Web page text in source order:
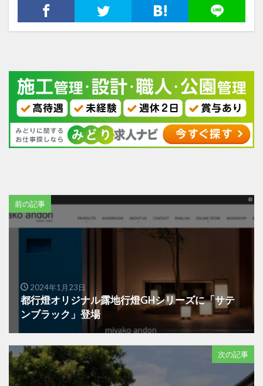
前の記事
2024年1月23日
都行燈オリジナル露地行燈GHシリーズに「サテ
ンブラック」登場
次の記事